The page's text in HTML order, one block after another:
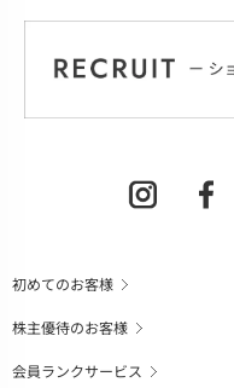
初めてのお客様
株主優待のお客様
会員ランクサービス